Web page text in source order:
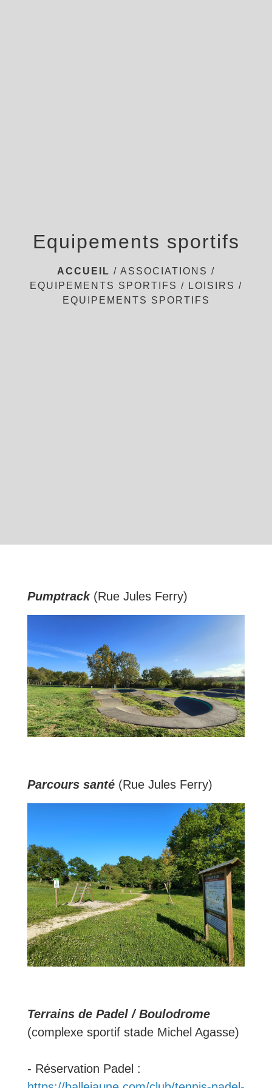
Equipements sportifs
ACCUEIL / ASSOCIATIONS /
EQUIPEMENTS SPORTIFS / LOISIRS /
EQUIPEMENTS SPORTIFS
Pumptrack(Rue Jules Ferry)
Parcours santé (Rue Jules Ferry)
Terrains de Padel / Boulodrome
(complexe sportif stade Michel Agasse)
- Réservation Padel :